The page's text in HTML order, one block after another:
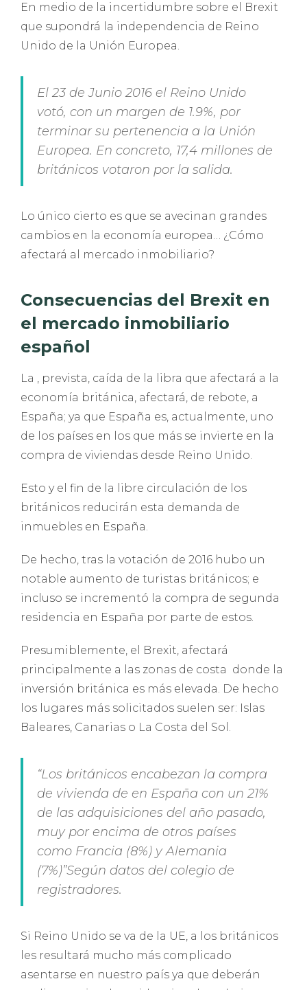
En medio de la incertidumbre sobre el Brexit
que supondrá la independencia de Reino
Unido de la Unión Europea.
El 23 de Junio 2016 el Reino Unido
votó, con un margen de 1.9%, por
terminar su pertenencia a la Unión
Europea. En concreto, 17,4 millones de
británicos votaron por la salida.
Lo único cierto es que se avecinan grandes
cambios en la economía europea… ¿Cómo
afectará al mercado inmobiliario?
Consecuencias del Brexit en
el mercado inmobiliario
español
La , prevista, caída de la libra que afectará a la
economía británica, afectará, de rebote, a
España; ya que España es, actualmente, uno
de los países en los que más se invierte en la
compra de viviendas desde Reino Unido.
Esto y el fin de la libre circulación de los
británicos reducirán esta demanda de
inmuebles en España.
De hecho, tras la votación de 2016 hubo un
notable aumento de turistas británicos; e
incluso se incrementó la compra de segunda
residencia en España por parte de estos.
Presumiblemente, el Brexit, afectará
principalmente a las zonas de costa donde la
inversión británica es más elevada. De hecho
los lugares más solicitados suelen ser: Islas
Baleares, Canarias o La Costa del Sol.
“Los británicos encabezan la compra
de vivienda de en España con un 21%
de las adquisiciones del año pasado,
muy por encima de otros países
como Francia (8%) y Alemania
(7%)”Según datos del colegio de
registradores.
Si Reino Unido se va de la UE, a los británicos
les resultará mucho más complicado
asentarse en nuestro país ya que deberán